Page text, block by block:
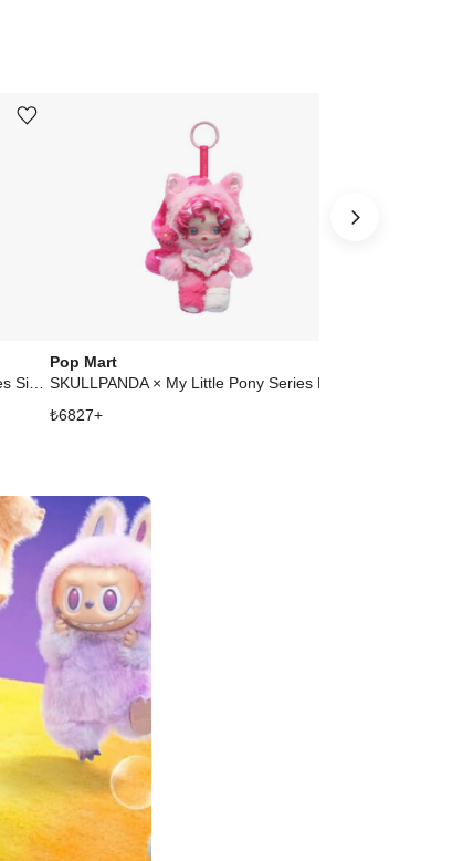
Ürünü istek listesine ekle veya listeden çıkar
Pop Mart
₺6827+